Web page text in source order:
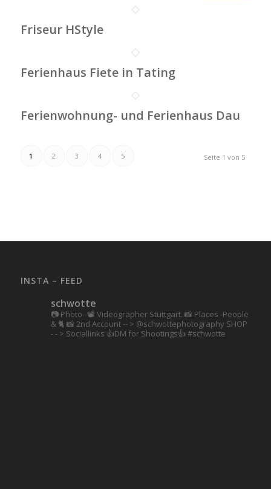
Friseur HStyle
Ferienhaus Fiete in Tating
Ferienwohnung- und Ferienhaus Dau
Seite 1 von 5
1 2 3 4 5
INSTA – FEED
schwotte
📷 Photo--📽️ Videographer Stuttgart. 📸 Places -People
& 🐈 📸 2nd Account-- > @schwottephotography SHOP
- - > Sociallinks 👍DM for Shootings👍 #schwotte